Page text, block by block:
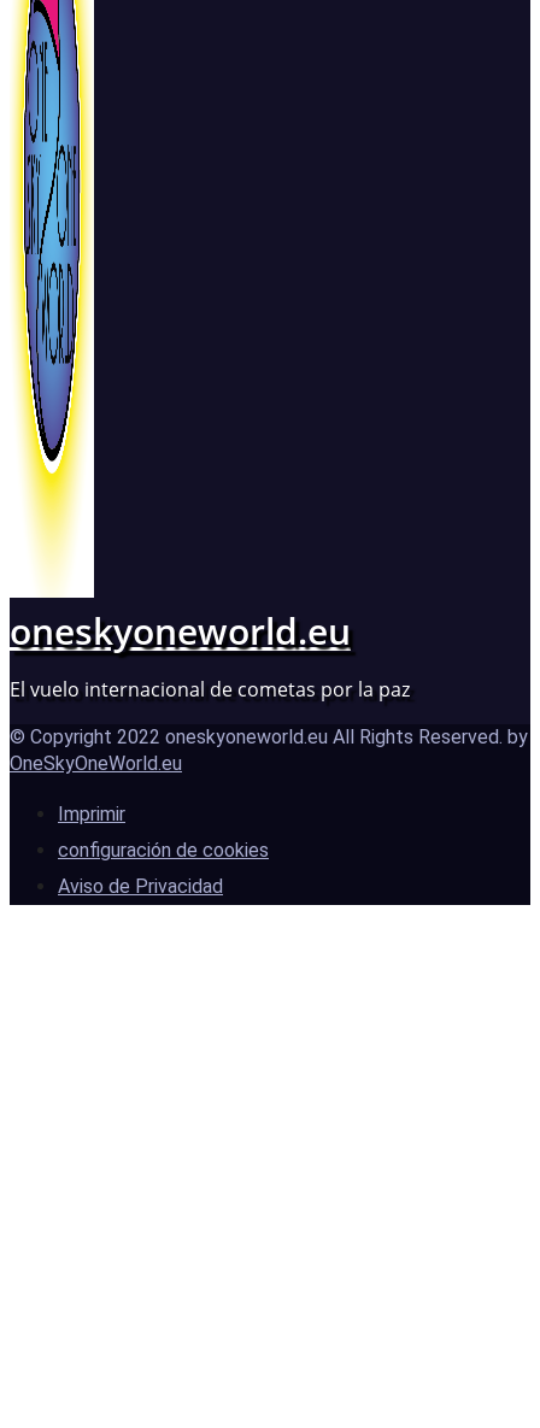
oneskyoneworld.eu
El vuelo internacional de cometas por la paz
© Copyright 2022 oneskyoneworld.eu All Rights Reserved. by
OneSkyOneWorld.eu
Imprimir
configuración de cookies
Aviso de Privacidad